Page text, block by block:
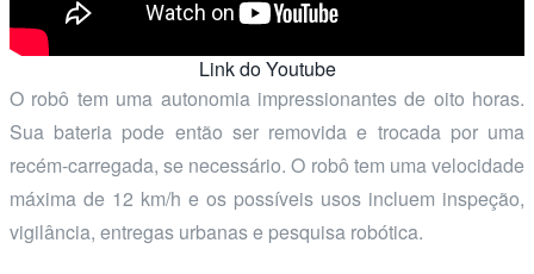
Link do Youtube
O robô tem uma autonomia impressionantes de oito horas.
Sua bateria pode então ser removida e trocada por uma
recém-carregada, se necessário. O robô tem uma velocidade
máxima de 12 km/h e os possíveis usos incluem inspeção,
vigilância, entregas urbanas e pesquisa robótica.